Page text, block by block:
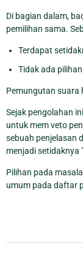
Di bagian dalam,
pemilihan sama.
Terdapat
Tidak ada
Pemungutan suara
Sejak pengolahan
untuk mem veto
sebuah penjelasan
menjadi setidaknya
Pilihan pada
umum pada daftar